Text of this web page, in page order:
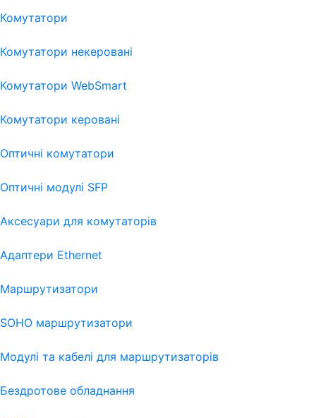
Комутатори
Комутатори некеровані
Комутатори WebSmart
Комутатори керовані
Оптичні комутатори
Оптичні модулі SFP
Аксесуари для комутаторів
Адаптери Ethernet
Маршрутизатори
SOHO маршрутизатори
Модулі та кабелі для маршрутизаторів
Бездротове обладнання